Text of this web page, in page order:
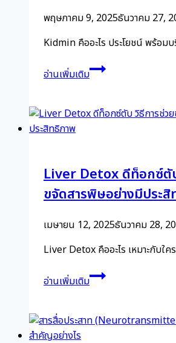
ประ
โยน์
สูงสุด
พฤษภาคม 9, 2025ธันวาคม 27,
Kidmin คืออะไร ประโยชน์ พร้อมบ
อ่านเพิ่มเติมKidmin
คือ
ประโยชน์
เข้า
ร่างกาย
Liver Detox ดีท็อกซ์ตั
ขจัดสารพิษอย่างมีประสิ
เมษายน 12, 2025ธันวาคม 28,
Liver Detox คืออะไร เหมาะกับใคร
อ่านเพิ่มเติมLiver
Detox
ท็